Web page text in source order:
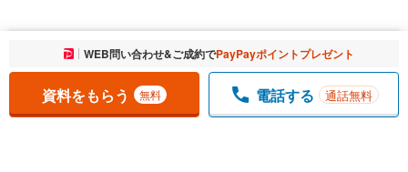
お気に入りに追加しました。 一覧を開く
WEB問い合わせ&ご成約でPayPayポイントプレゼント
資料をもらう 無料 電話する 通話無料